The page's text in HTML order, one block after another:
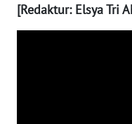
[Redaktur: Elsya Tri
WN